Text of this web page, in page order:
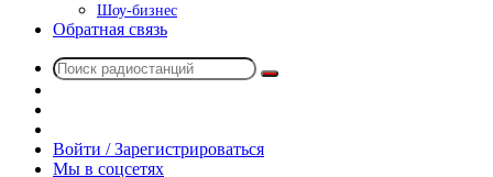
Шоу-бизнес
Обратная связь
Поиск
радио
Войти / Зарегистрироваться
Мы в соцсетях